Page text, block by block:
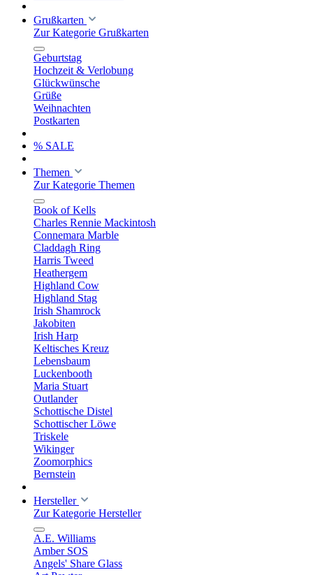
Grußkarten
Zur Kategorie Grußkarten
Geburtstag
Hochzeit & Verlobung
Glückwünsche
Grüße
Weihnachten
Postkarten
% SALE
Themen
Zur Kategorie Themen
Book of Kells
Charles Rennie Mackintosh
Connemara Marble
Claddagh Ring
Harris Tweed
Heathergem
Highland Cow
Highland Stag
Irish Shamrock
Jakobiten
Irish Harp
Keltisches Kreuz
Lebensbaum
Luckenbooth
Maria Stuart
Outlander
Schottische Distel
Schottischer Löwe
Triskele
Wikinger
Zoomorphics
Bernstein
Hersteller
Zur Kategorie Hersteller
A.E. Williams
Amber SOS
Angels' Share Glass